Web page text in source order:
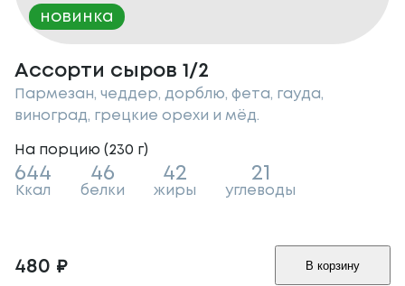
новинка
Ассорти сыров 1/2
Пармезан, чеддер, дорблю, фета, гауда,
виноград, грецкие орехи и мёд.
На порцию (230 г)
644
Ккал
46
белки
42
жиры
21
углеводы
480 ₽ В корзину